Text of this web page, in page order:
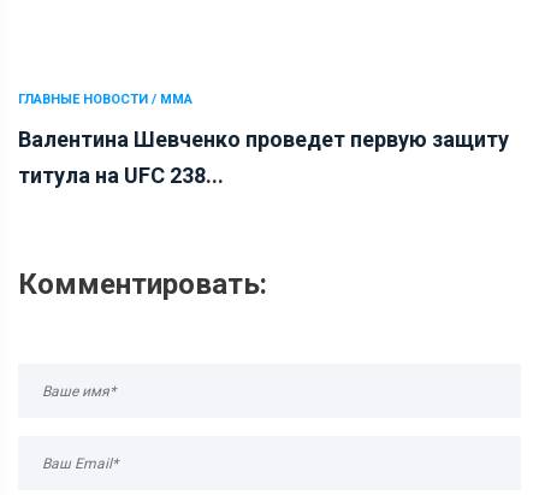
ГЛАВНЫЕ НОВОСТИ / ММА
Валентина Шевченко проведет первую защиту
титула на UFC 238...
Комментировать: